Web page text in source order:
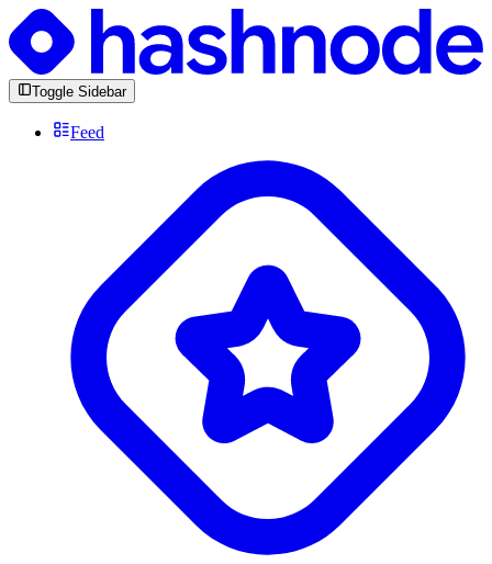
Toggle Sidebar
Feed